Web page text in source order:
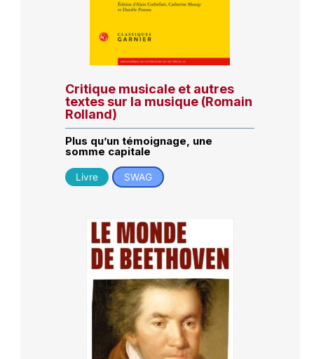
Critique musicale et autres
textes sur la musique (Romain
Rolland)
Plus qu’un témoignage, une
somme capitale
Livre SWAG